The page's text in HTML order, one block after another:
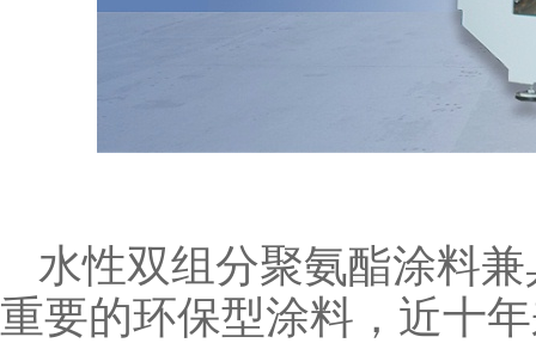
水性双组分聚氨酯涂料
重要的环保型涂料，近十